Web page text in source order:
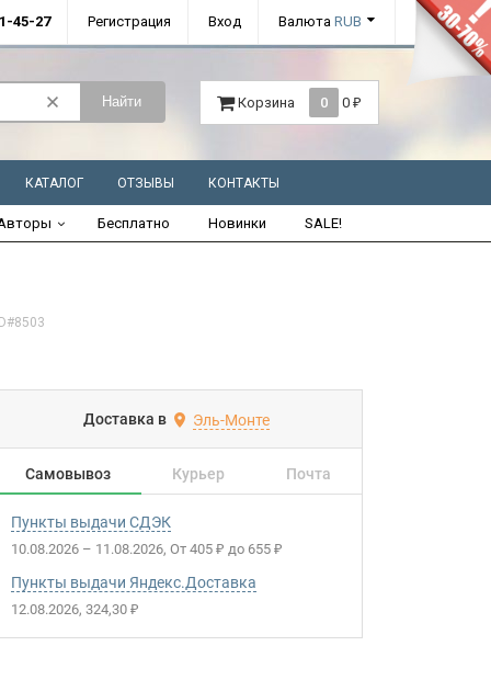
45-27 Регистрация Вход Валюта RUB
Найти Корзина 0 0 ₽
КАТАЛОГ ОТЗЫВЫ КОНТАКТЫ
Бесплатно Новинки SALE!
ID#8503
Доставка в Эль-Монте
Самовывоз Курьер Почта
Пункты выдачи СДЭК
10.08.2026 – 11.08.2026 От 405₽ до 655₽
Пункты выдачи Яндекс.Доставка
12.08.2026 324,30₽